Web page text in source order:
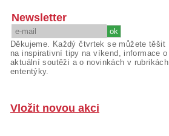
Newsletter
Děkujeme. Každý čtvrtek se můžete těšit
na inspirativní tipy na víkend, informace o
aktuální soutěži a o novinkách v rubrikách
ententýky.
Vložit novou akci